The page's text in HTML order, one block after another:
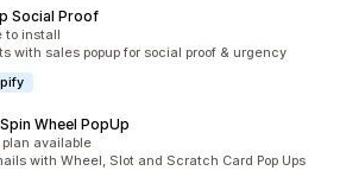
Social Proof
to install
with sales popup for social proof & urgency
Wheel PopUp
plan available
with Wheel, Slot and Scratch Card Pop Ups